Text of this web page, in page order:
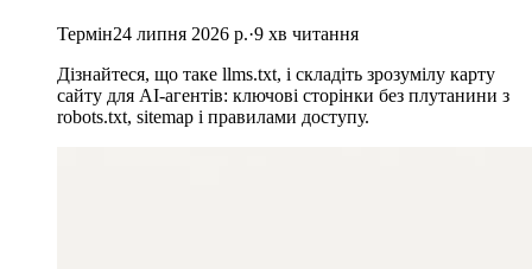
Термін24 липня 2026 р.·9 хв читання
Дізнайтеся, що таке llms.txt, і складіть зрозумілу карту
сайту для AI-агентів: ключові сторінки без плутанини з
robots.txt, sitemap і правилами доступу.